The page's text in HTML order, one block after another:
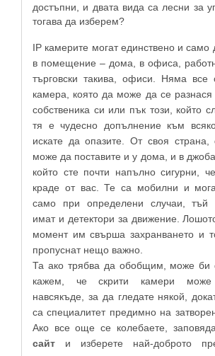
достъпни, и двата вида са лесни за
тогава да изберем?
IP камерите могат единствено и само
в помещение – дома, в офиса,
търговски такива, офиси. Няма все
камера, която да може да се разнася
собственика си или пък този, който
тя е чудесно допълнение към
искате да опазите. От своя страна,
може да поставите и у дома, и в
който сте почти напълно сигурни,
краде от вас. Те са мобилни и
само при определени случаи, тъй
имат и детектори за движение.
момент им свърша захранването и
пропуснат нещо важно.
Та ако трябва да обобщим, може би
кажем, че скрити камери
навсякъде, за да гледате някой,
са специалитет предимно на
Ако все още се колебаете,
сайт и изберете най-доброто